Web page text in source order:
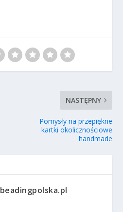
NASTĘPNY
Pomysły na przepiękne
kartki okolicznościowe
handmade
beadingpolska.pl